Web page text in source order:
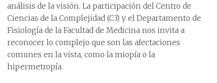
análisis de la visión. La participación del Centro de
Ciencias de la Complejidad (C3) y el Departamento de
Fisiología de la Facultad de Medicina nos invita a
reconocer lo complejo que son las afectaciones
comunes en la vista, como la miopía o la
hipermetropía.